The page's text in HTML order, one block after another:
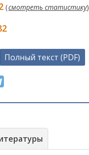
(смотреть статистику)
Полный текст (PDF)